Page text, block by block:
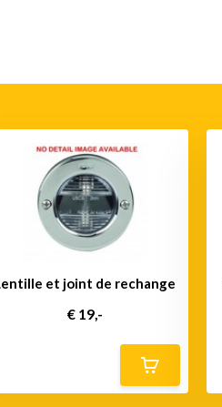
et joint de rechange
€ 19,-